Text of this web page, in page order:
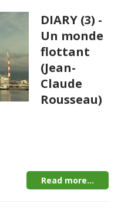
DIARY (3) -
Un monde
flottant
(Jean-
Claude
Rousseau)
Read more...